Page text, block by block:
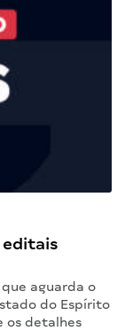
editais
aguarda o
do Espírito
os detalhes